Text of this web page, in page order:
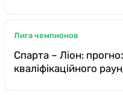
Лига чемпионов
Спарта – Ліон:
кваліфікаційного